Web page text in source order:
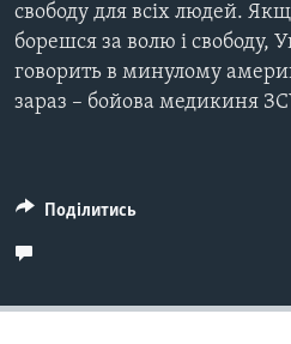
ВІКНО В АМЕРИКУ
ПРАЙМ-ТАЙМ
ПОГЛЯД З ВАШИНГТОНА
МИ В СОЦМЕРЕЖАХ
свободу для всіх людей.
борешся за волю і свободу,
говорить в минулому
зараз – бойова медикиня
Поділитись